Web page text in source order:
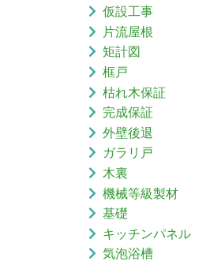
仮設工事
片流屋根
矩計図
框戸
枯れ木保証
完成保証
外壁後退
ガラリ戸
木裏
機械等級製材
基礎
キッチンパネル
気泡浴槽